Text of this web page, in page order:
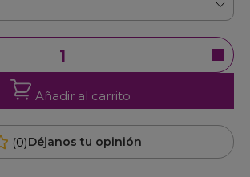
Añadir al carrito
(0)Déjanos tu opinión